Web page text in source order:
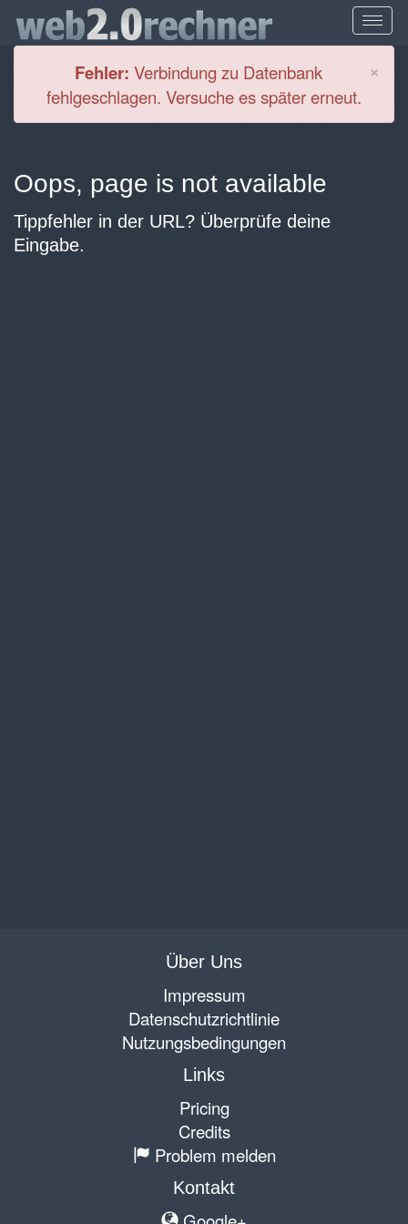
×
Fehler: Verbindung zu Datenbank
fehlgeschlagen. Versuche es später erneut.
Oops, page is not available
Tippfehler in der URL? Überprüfe deine
Eingabe.
Über Uns
Impressum
Datenschutzrichtlinie
Nutzungsbedingungen
Links
Pricing
Credits
Problem melden
Kontakt